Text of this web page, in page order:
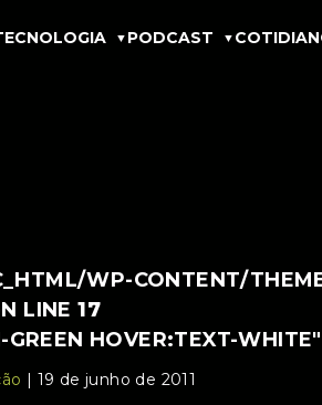
PODCAST
WP-CONTENT/
LINE17
HOVER:TEXT-
| 19 de junho de 2011